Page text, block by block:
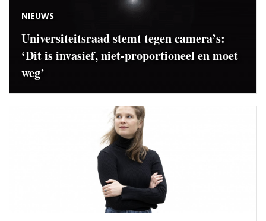
NIEUWS
Universiteitsraad stemt tegen camera’s:
‘Dit is invasief, niet-proportioneel en moet
weg’